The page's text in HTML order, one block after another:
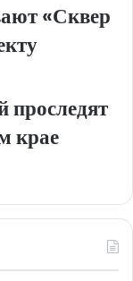
«Сквер
проследят
крае